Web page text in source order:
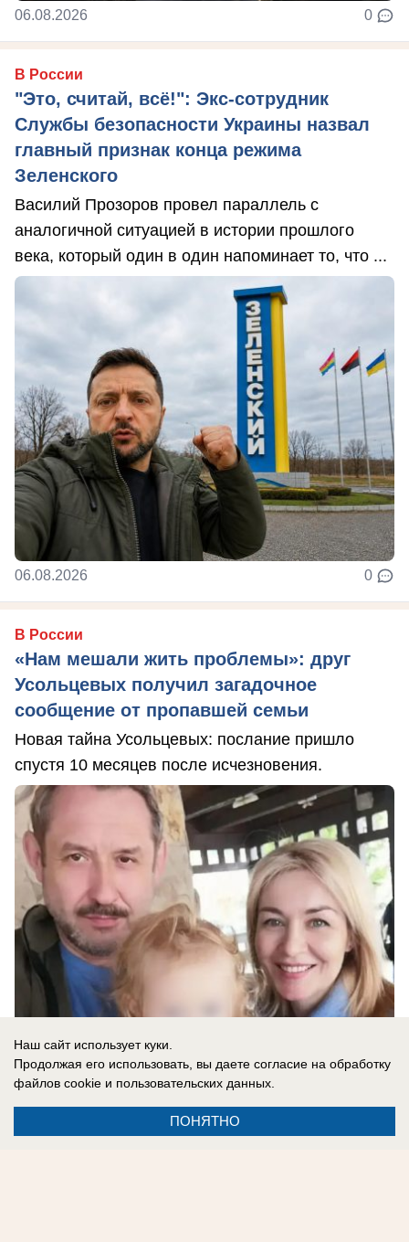
06.08.2026 0
В России
"Это, считай, всё!": Экс-сотрудник
Службы безопасности Украины назвал
главный признак конца режима
Зеленского
Василий Прозоров провел параллель с
аналогичной ситуацией в истории прошлого
века, который один в один напоминает то, что ...
06.08.2026 0
В России
«Нам мешали жить проблемы»: друг
Усольцевых получил загадочное
сообщение от пропавшей семьи
Новая тайна Усольцевых: послание пришло
спустя 10 месяцев после исчезновения.
06.08.2026
Наш сайт использует куки.
Продолжая его использовать, вы даете согласие на обработку
файлов cookie и пользовательских данных.
ПОНЯТНО